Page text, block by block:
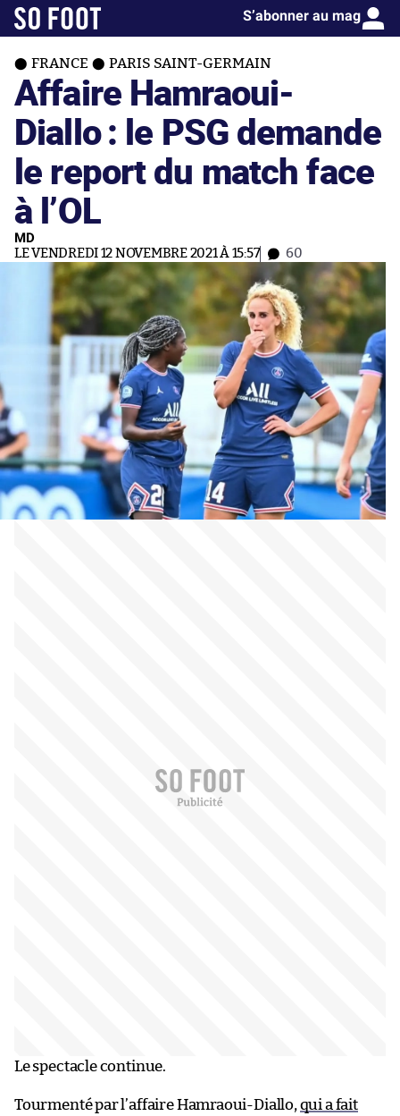
S’abonner au mag
FRANCE PARIS SAINT-GERMAIN
Affaire Hamraoui-
Diallo : le PSG demande
le report du match face
à l’OL
MD
LE VENDREDI 12 NOVEMBRE 2021 À 15:57 60
Le spectacle continue.
Tourmenté par l’affaire Hamraoui-Diallo, qui a fait